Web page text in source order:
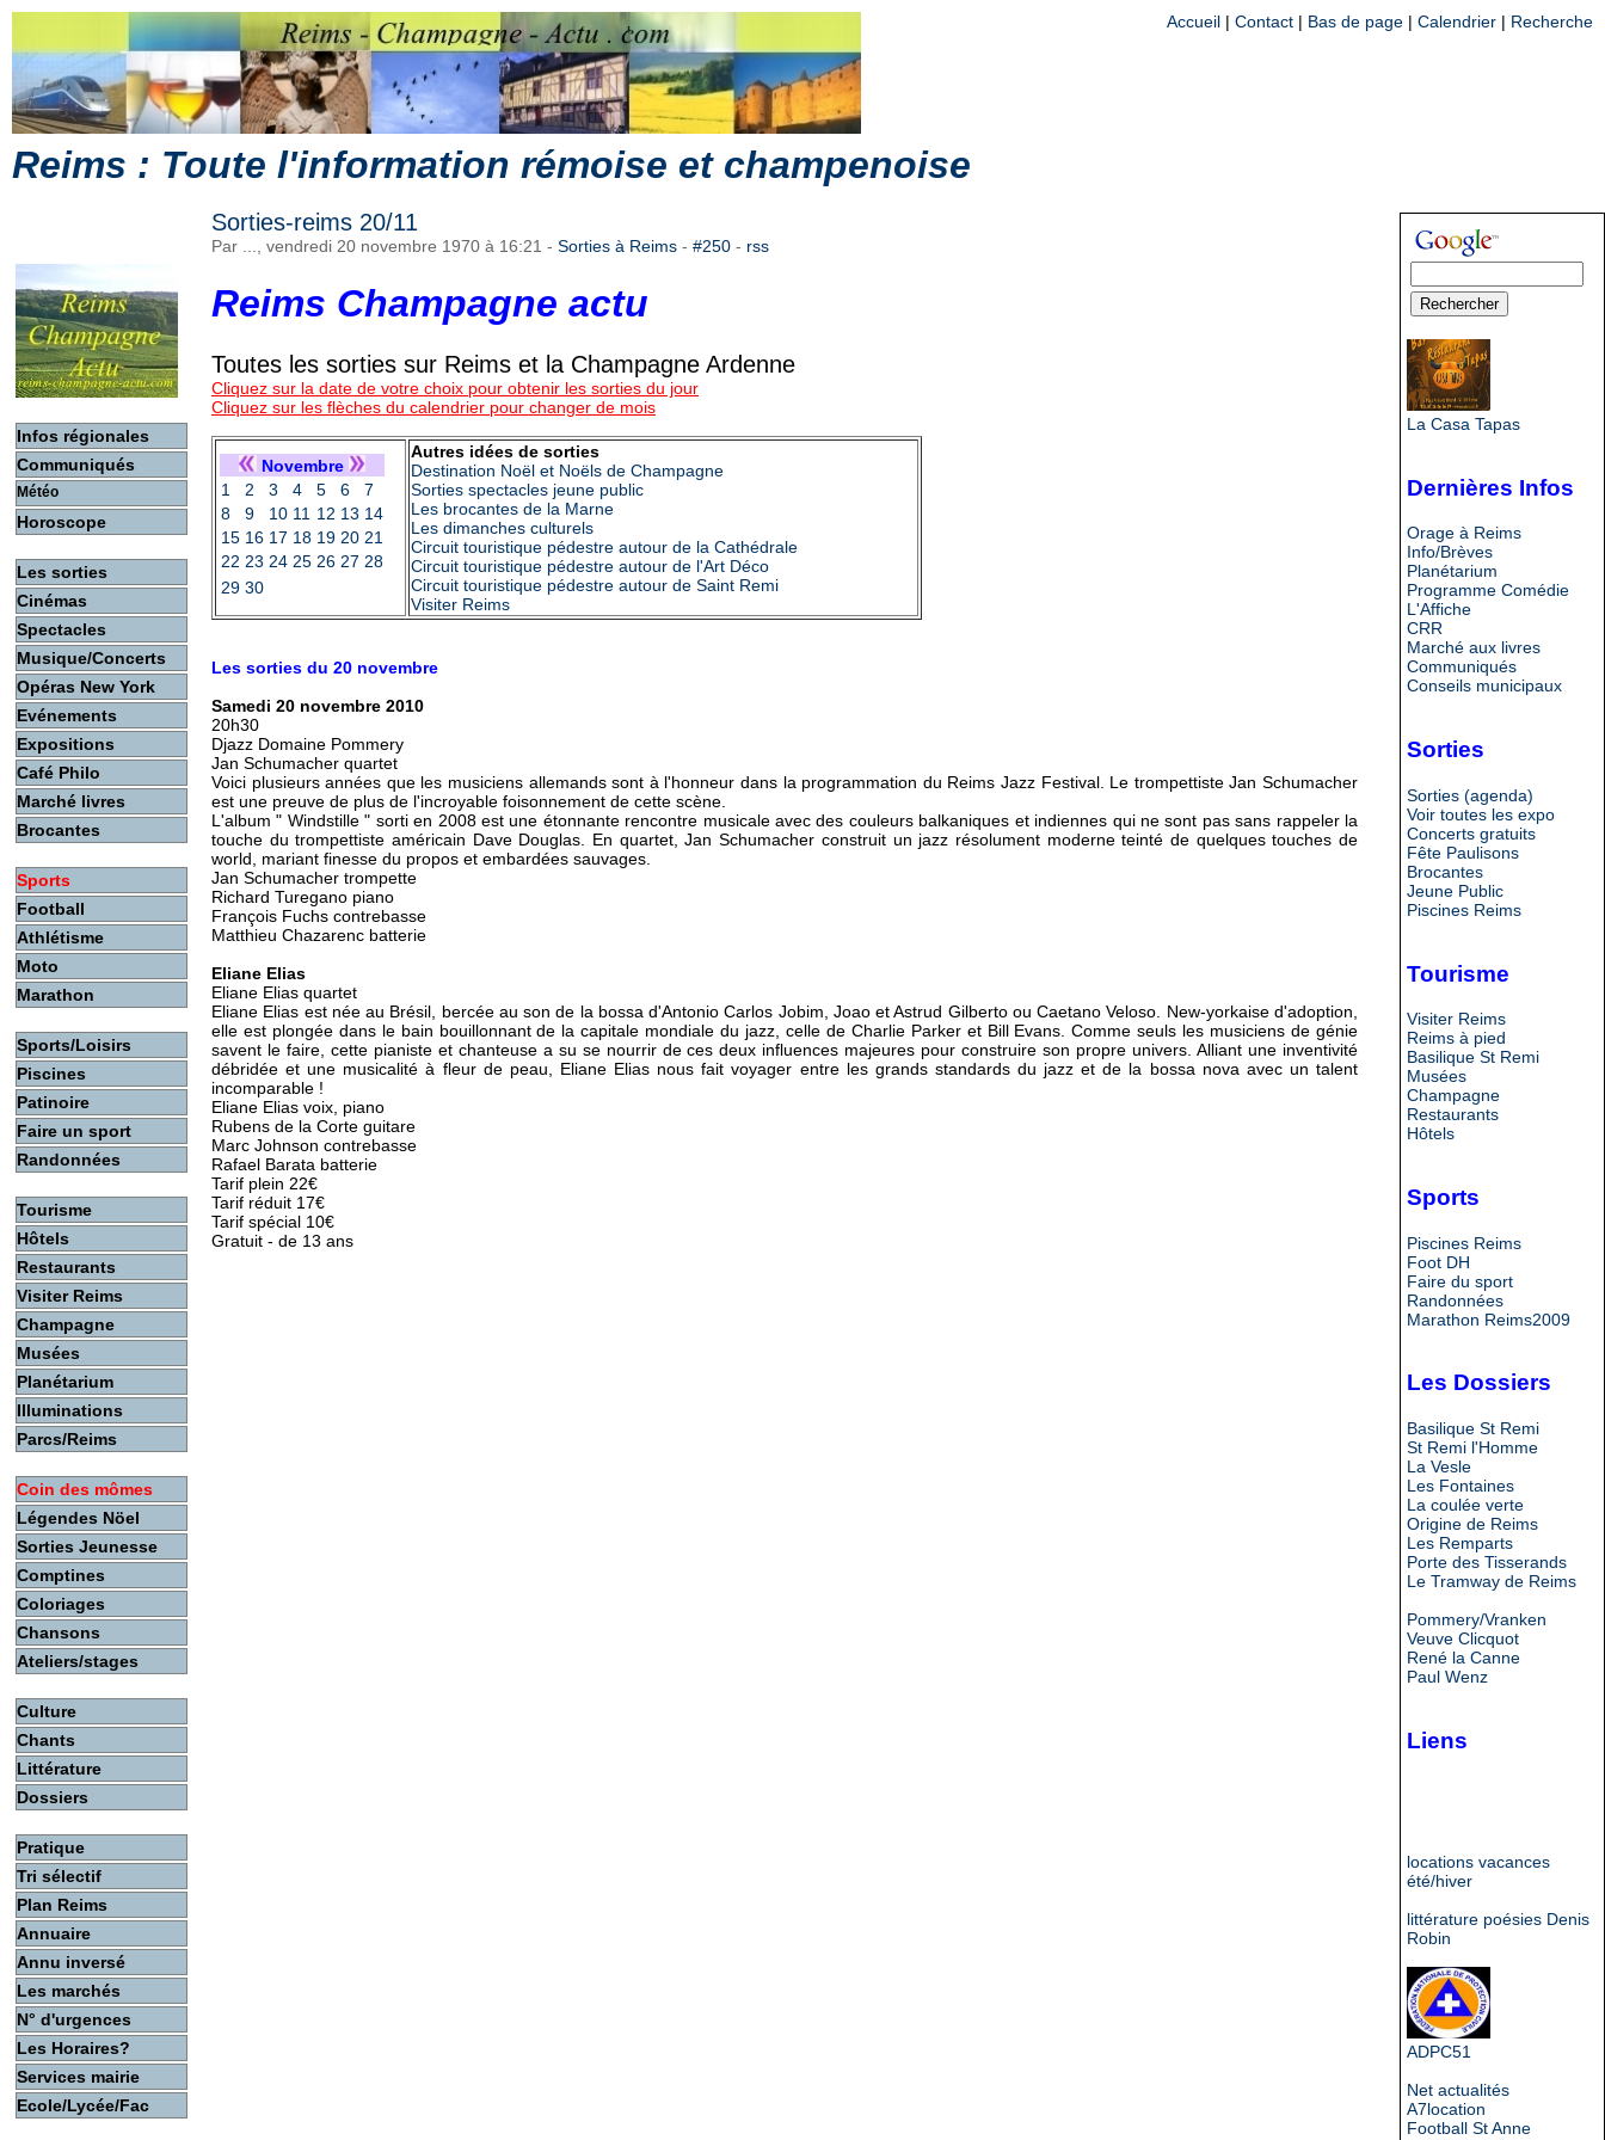
Reims : Toute l'information rémoise et champenoise
Accueil | Contact | Bas de page | Calendrier | Recherche
Infos régionales
Communiqués
Météo
Horoscope
Les sorties
Cinémas
Spectacles
Musique/Concerts
Opéras New York
Evénements
Expositions
Café Philo
Marché livres
Brocantes
Sports
Football
Athlétisme
Moto
Marathon
Sports/Loisirs
Piscines
Patinoire
Faire un sport
Randonnées
Tourisme
Hôtels
Restaurants
Visiter Reims
Champagne
Musées
Planétarium
Illuminations
Parcs/Reims
Coin des mômes
Légendes Nöel
Sorties Jeunesse
Comptines
Coloriages
Chansons
Ateliers/stages
Culture
Chants
Littérature
Dossiers
Pratique
Tri sélectif
Plan Reims
Annuaire
Annu inversé
Les marchés
N° d'urgences
Les Horaires?
Services mairie
Ecole/Lycée/Fac
Sorties-reims 20/11
Par ..., vendredi 20 novembre 1970 à 16:21 - Sorties à Reims - #250 - rss
Reims Champagne actu
Toutes les sorties sur Reims et la Champagne Ardenne
Cliquez sur la date de votre choix pour obtenir les sorties du jour
Cliquez sur les flèches du calendrier pour changer de mois
Novembre
1
2 3 4 5 6
7
8
9 10 11 12 13 14
15 16 17 18 19 20 21
22 23 24 25 26 27 28
29 30
Autres idées de sorties
Destination Noël et Noëls de Champagne
Sorties spectacles jeune public
Les brocantes de la Marne
Les dimanches culturels
Circuit touristique pédestre autour de la Cathédrale
Circuit touristique pédestre autour de l'Art Déco
Circuit touristique pédestre autour de Saint Remi
Visiter Reims
Les sorties du 20 novembre
Samedi 20 novembre 2010
20h30
Djazz Domaine Pommery
Jan Schumacher quartet
Voici plusieurs années que les musiciens allemands sont à l'honneur dans la programmation du Reims Jazz Festival. Le trompettiste Jan Schumacher
est une preuve de plus de l'incroyable foisonnement de cette scène.
L'album " Windstille " sorti en 2008 est une étonnante rencontre musicale avec des couleurs balkaniques et indiennes qui ne sont pas sans rappeler la
touche du trompettiste américain Dave Douglas. En quartet, Jan Schumacher construit un jazz résolument moderne teinté de quelques touches de
world, mariant finesse du propos et embardées sauvages.
Jan Schumacher trompette
Richard Turegano piano
François Fuchs contrebasse
Matthieu Chazarenc batterie
Eliane Elias
Eliane Elias quartet
Eliane Elias est née au Brésil, bercée au son de la bossa d'Antonio Carlos Jobim, Joao et Astrud Gilberto ou Caetano Veloso. New-yorkaise d'adoption,
elle est plongée dans le bain bouillonnant de la capitale mondiale du jazz, celle de Charlie Parker et Bill Evans. Comme seuls les musiciens de génie
savent le faire, cette pianiste et chanteuse a su se nourrir de ces deux influences majeures pour construire son propre univers. Alliant une inventivité
débridée et une musicalité à fleur de peau, Eliane Elias nous fait voyager entre les grands standards du jazz et de la bossa nova avec un talent
incomparable !
Eliane Elias voix, piano
Rubens de la Corte guitare
Marc Johnson contrebasse
Rafael Barata batterie
Tarif plein 22€
Tarif réduit 17€
Tarif spécial 10€
Gratuit - de 13 ans
La Casa Tapas
Dernières Infos
Orage à Reims
Info/Brèves
Planétarium
Programme Comédie
L'Affiche
CRR
Marché aux livres
Communiqués
Conseils municipaux
Sorties
Sorties (agenda)
Voir toutes les expo
Concerts gratuits
Fête Paulisons
Brocantes
Jeune Public
Piscines Reims
Tourisme
Visiter Reims
Reims à pied
Basilique St Remi
Musées
Champagne
Restaurants
Hôtels
Sports
Piscines Reims
Foot DH
Faire du sport
Randonnées
Marathon Reims2009
Les Dossiers
Basilique St Remi
St Remi l'Homme
La Vesle
Les Fontaines
La coulée verte
Origine de Reims
Les Remparts
Porte des Tisserands
Le Tramway de Reims
Pommery/Vranken
Veuve Clicquot
René la Canne
Paul Wenz
Liens
locations vacances
été/hiver
littérature poésies Denis
Robin
ADPC51
Net actualités
A7location
Football St Anne